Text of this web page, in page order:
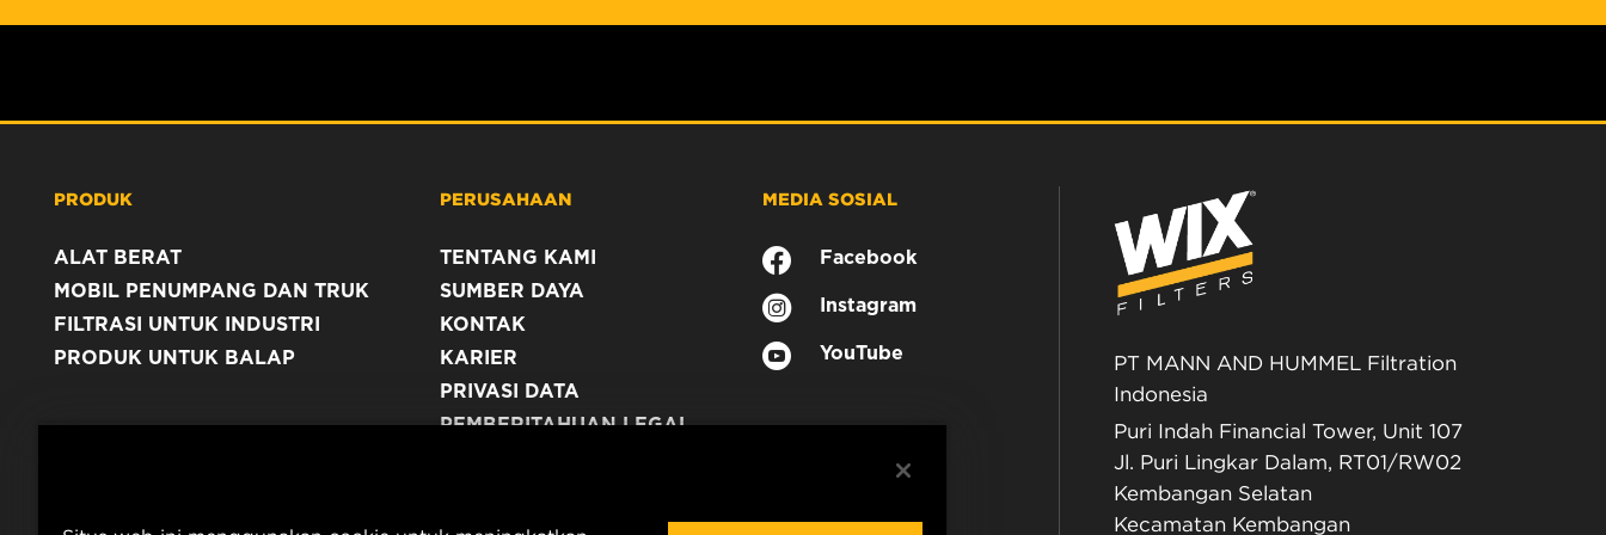
PRODUK
ALAT BERAT
MOBIL PENUMPANG DAN TRUK
FILTRASI UNTUK INDUSTRI
PRODUK UNTUK BALAP
PERUSAHAAN
TENTANG KAMI
SUMBER DAYA
KONTAK
KARIER
PRIVASI DATA
PEMBERITAHUAN LEGAL
MEDIA SOSIAL
Facebook
Instagram
YouTube
PT MANN AND HUMMEL Filtration
Indonesia
Puri Indah Financial Tower, Unit 107
Jl. Puri Lingkar Dalam, RT01/RW02
Kembangan Selatan
Kecamatan Kembangan